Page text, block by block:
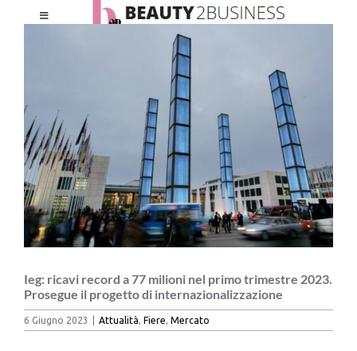
Toggle
CHI SIAMO
LE RIVISTE
NEWSLETTER
CATEGORIE
CONTATTI
Ieg: ricavi record a 77 milioni nel primo trimestre 2023.
Prosegue il progetto di internazionalizzazione
6 Giugno 2023 Attualità, Fiere, Mercato